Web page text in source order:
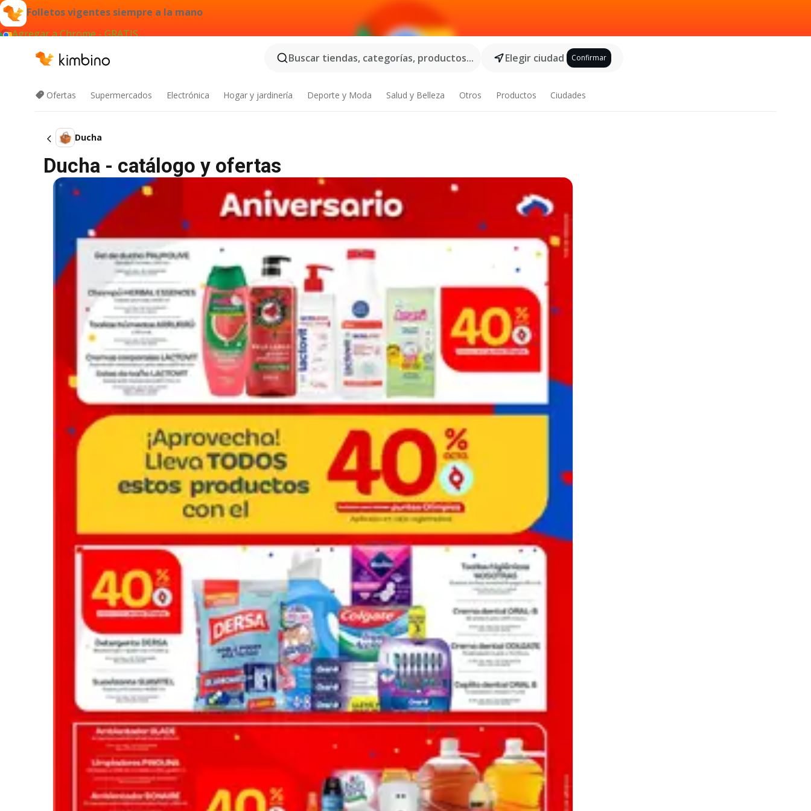
Folletos vigentes siempre a la mano
Agregar a Chrome - GRATIS
Buscar tiendas, categorías, productos...
Elegir ciudad Confirmar
Ofertas Supermercados Electrónica Hogar y jardinería Deporte y Moda Salud y Belleza Otros Productos Ciudades
Ducha
Ducha - catálogo y ofertas